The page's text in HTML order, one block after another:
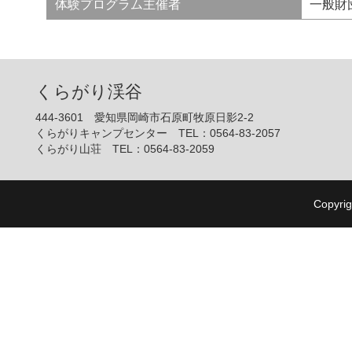
体験プログラム主催者 一般財
くらがり渓谷
444‐3601 愛知県岡崎市石原町牧原日影2‐2
くらがりキャンプセンター TEL：0564-83-2057
くらがり山荘 TEL：0564-83-2059